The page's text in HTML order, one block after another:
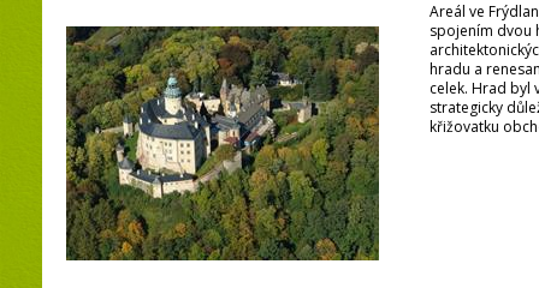
Areál ve
spojením dvou
hradu a
celek. Hrad byl
strategicky
křižovatku